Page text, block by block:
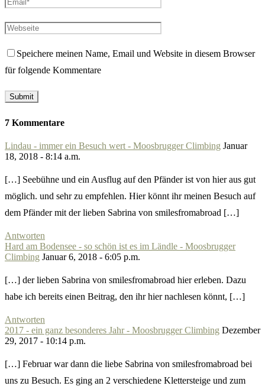
Speichere meinen Name, Email und Website in diesem Browser
für folgende Kommentare
7 Kommentare
Lindau - immer ein Besuch wert - Moosbrugger Climbing Januar
18, 2018 - 8:14 a.m.
[…] Seebühne und ein Ausflug auf den Pfänder ist von hier aus gut
möglich. und sehr zu empfehlen. Hier könnt ihr meinen Besuch auf
dem Pfänder mit der lieben Sabrina von smilesfromabroad […]
Antworten
Hard am Bodensee - so schön ist es im Ländle - Moosbrugger
Climbing Januar 6, 2018 - 6:05 p.m.
[…] der lieben Sabrina von smilesfromabroad hier erleben. Dazu
habe ich bereits einen Beitrag, den ihr hier nachlesen könnt, […]
Antworten
2017 - ein ganz besonderes Jahr - Moosbrugger Climbing Dezember
29, 2017 - 10:14 p.m.
[…] Februar war dann die liebe Sabrina von smilesfromabroad bei
uns zu Besuch. Es ging an 2 verschiedene Klettersteige und zum